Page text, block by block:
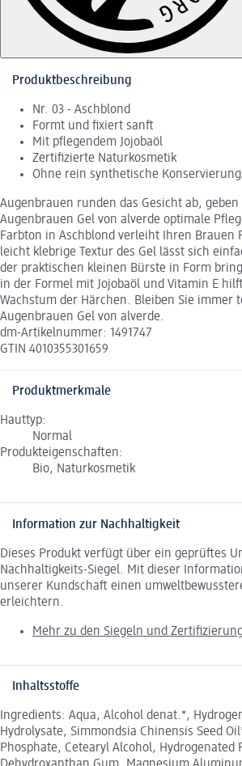
Produktbeschreibung
Nr. 03 - Aschblond
Formt und fixiert sanft
Mit pflegendem Jojobaöl
Zertifizierte Naturkosmetik
Ohne rein synthetische
Augenbrauen runden das Gesicht ab,
Augenbrauen Gel von alverde optimale
Farbton in Aschblond verleiht Ihren Brauen
leicht klebrige Textur des Gel lässt sich
der praktischen kleinen Bürste in Form
in der Formel mit Jojobaöl und Vitamin E
Wachstum der Härchen. Bleiben Sie immer
Augenbrauen Gel von alverde.
dm-Artikelnummer: 1491747
GTIN 4010355301659
Produktmerkmale
Hauttyp:
Normal
Produkteigenschaften:
Bio, Naturkosmetik
Information zur Nachhaltigkeit
Dieses Produkt verfügt über ein geprüftes
Nachhaltigkeits-Siegel. Mit dieser
unserer Kundschaft einen
erleichtern.
Mehr zu den Siegeln und
Inhaltsstoffe
Ingredients: Aqua, Alcohol denat.*,
Hydrolysate, Simmondsia Chinensis Seed
Phosphate, Cetearyl Alcohol, Hydrogenated